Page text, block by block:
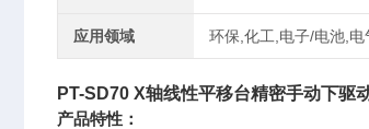
应用领域 环保,化工,电子/电池,电
PT-SD70X轴线性平移台精密手动下驱
产品特性：